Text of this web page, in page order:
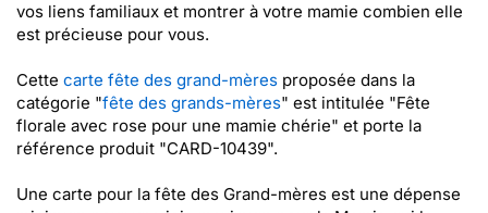
vos liens familiaux et montrer à votre mamie combien elle
est précieuse pour vous.
Cette carte fête des grand-mères proposée dans la
catégorie "fête des grands-mères" est intitulée "Fête
florale avec rose pour une mamie chérie" et porte la
référence produit "CARD-10439".
Une carte pour la fête des Grand-mères est une dépense